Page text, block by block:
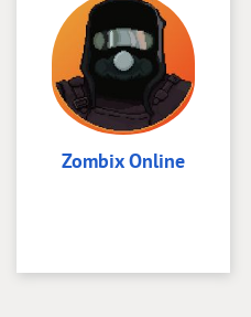
Zombix Online